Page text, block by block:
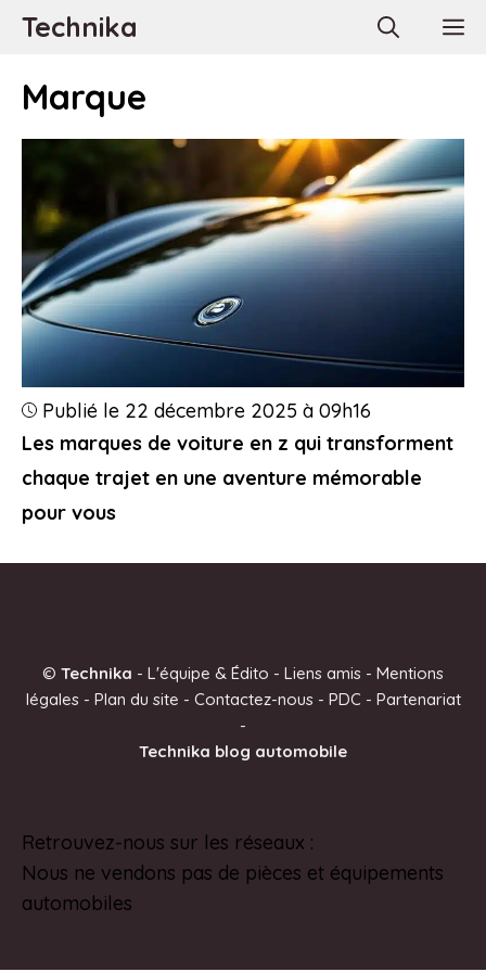
AllerTechnika
Marque
Les marques de voiture en z qui transforment
chaque trajet en une aventure mémorable
pour vous
Publié le 22 décembre 2025 à 09h16
© Technika - L'équipe & Édito - Liens amis - Mentions
légales- Plan du site - Contactez-nous- PDC - Partenariat
-
Technika blog automobile
Retrouvez-nous sur les réseaux :
Nous ne vendons pas de pièces et équipements
automobiles